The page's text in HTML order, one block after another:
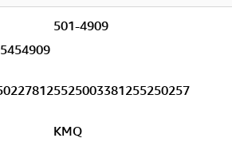
501-4909
8125525003381255250257
KMQ